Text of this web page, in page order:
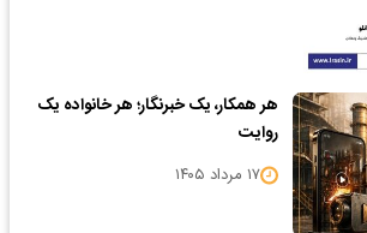
هر همکار، یک خبرنگار؛ هر خانواده یک
روایت
۱۷ مرداد ۱۴۰۵